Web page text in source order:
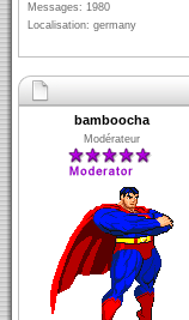
Messages: 1980
Localisation: germany
bamboocha
Modérateur